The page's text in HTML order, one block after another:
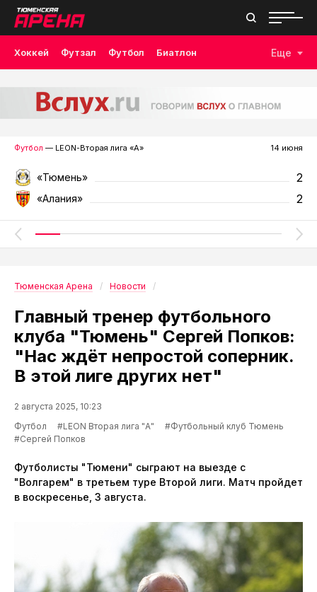
Хоккей Футзал Футбол Биатлон Еще
Футбол — LEON-Вторая лига «А» 14 июня
«Тюмень» 2
«Алания» 2
Тюменская Арена Новости
Главный тренер футбольного
клуба "Тюмень" Сергей Попков:
"Нас ждёт непростой соперник.
В этой лиге других нет"
2 августа 2025, 10:23
Футбол
#LEON Вторая лига "А"
#Футбольный клуб Тюмень
#Сергей Попков
Футболисты "Тюмени" сыграют на выезде с
"Волгарем" в третьем туре Второй лиги. Матч пройдет
в воскресенье, 3 августа.